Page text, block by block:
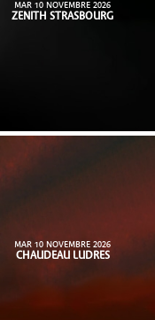
MAR 10 NOVEMBRE 2026
ZENITH STRASBOURG
MAR 10 NOVEMBRE 2026
CHAUDEAU LUDRES